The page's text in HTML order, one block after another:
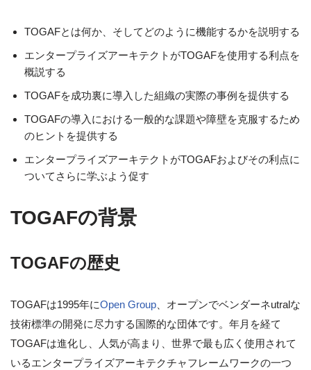
TOGAFとは何か、そしてどのように機能するかを説明する
エンタープライズアーキテクトがTOGAFを使用する利点を
概説する
TOGAFを成功裏に導入した組織の実際の事例を提供する
TOGAFの導入における一般的な課題や障壁を克服するため
のヒントを提供する
エンタープライズアーキテクトがTOGAFおよびその利点に
ついてさらに学ぶよう促す
TOGAFの背景
TOGAFの歴史
TOGAFは1995年にOpen Group 、オープンでベンダーネutralな
技術標準の開発に尽力する国際的な団体です。年月を経て
TOGAFは進化し、人気が高まり、世界で最も広く使用されて
いるエンタープライズアーキテクチャフレームワークの一つ